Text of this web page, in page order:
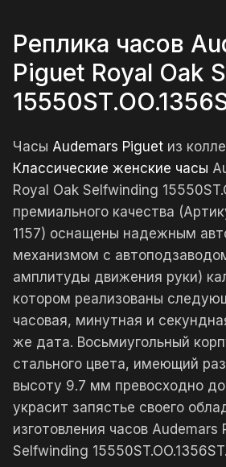
Реплика часов
Piguet Royal Oak
Часы Audemars Piguet из
Классические женские часы
Royal Oak Selfwinding
премиального качества
1157) оснащены надежным
механизмом с
амплитуды движения руки)
котором реализованы
часовая, минутная и
же дата. Восьмиугольный
стального цвета, имеющий
высоту 9.7 мм превосходно
украсит запястье своего
изготовления часов Audemars
Selfwinding